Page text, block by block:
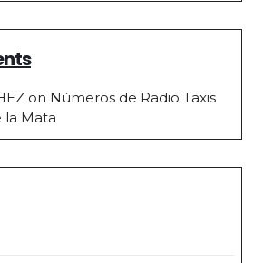
on Números de Radio Taxis
la Mata